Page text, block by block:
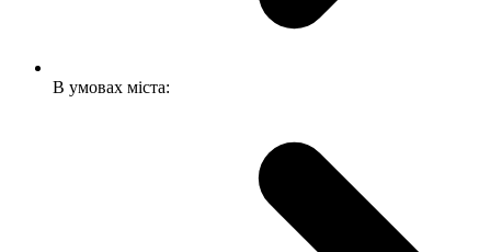
В умовах міста: